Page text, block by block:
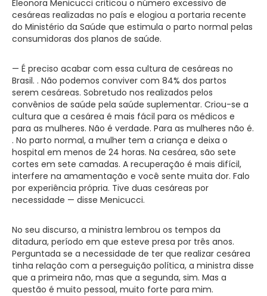
Eleonora Menicucci criticou o número excessivo de
cesáreas realizadas no país e elogiou a portaria recente
do Ministério da Saúde que estimula o parto normal pelas
consumidoras dos planos de saúde.
— É preciso acabar com essa cultura de cesáreas no
Brasil. . Não podemos conviver com 84% dos partos
serem cesáreas. Sobretudo nos realizados pelos
convênios de saúde pela saúde suplementar. Criou-se a
cultura que a cesárea é mais fácil para os médicos e
para as mulheres. Não é verdade. Para as mulheres não é.
. No parto normal, a mulher tem a criança e deixa o
hospital em menos de 24 horas. Na cesárea, são sete
cortes em sete camadas. A recuperação é mais difícil,
interfere na amamentação e você sente muita dor. Falo
por experiência própria. Tive duas cesáreas por
necessidade — disse Menicucci.
No seu discurso, a ministra lembrou os tempos da
ditadura, período em que esteve presa por três anos.
Perguntada se a necessidade de ter que realizar cesárea
tinha relação com a perseguição política, a ministra disse
que a primeira não, mas que a segunda, sim. Mas a
questão é muito pessoal, muito forte para mim.